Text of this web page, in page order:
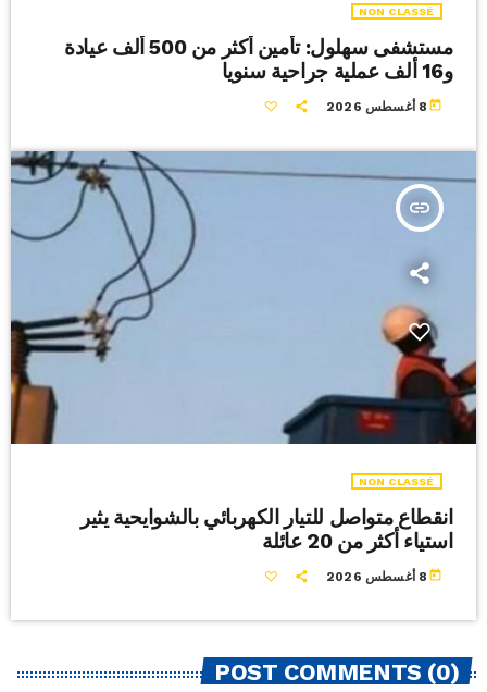
NON CLASSÉ
مستشفى سهلول: تأمين أكثر من 500 ألف عيادة
و16 ألف عملية جراحية سنويا
today 8 أغسطس 2026
insert_link
NON CLASSÉ
انقطاع متواصل للتيار الكهربائي بالشوايحية يثير
استياء أكثر من 20 عائلة
today 8 أغسطس 2026
POST COMMENTS (0)